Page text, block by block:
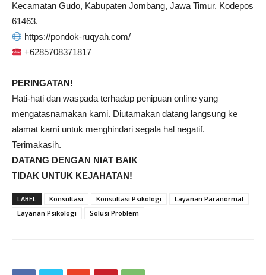
Kecamatan Gudo, Kabupaten Jombang, Jawa Timur. Kodepos
61463.
https://pondok-ruqyah.com/
+6285708371817
PERINGATAN!
Hati-hati dan waspada terhadap penipuan online yang
mengatasnamakan kami. Diutamakan datang langsung ke
alamat kami untuk menghindari segala hal negatif.
Terimakasih.
DATANG DENGAN NIAT BAIK
TIDAK UNTUK KEJAHATAN!
LABEL Konsultasi Konsultasi Psikologi
Layanan Paranormal
Layanan Psikologi
Solusi Problem